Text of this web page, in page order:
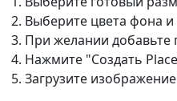
Выберите цвета фона и
При желании добавьте
Нажмите "Создать
Загрузите